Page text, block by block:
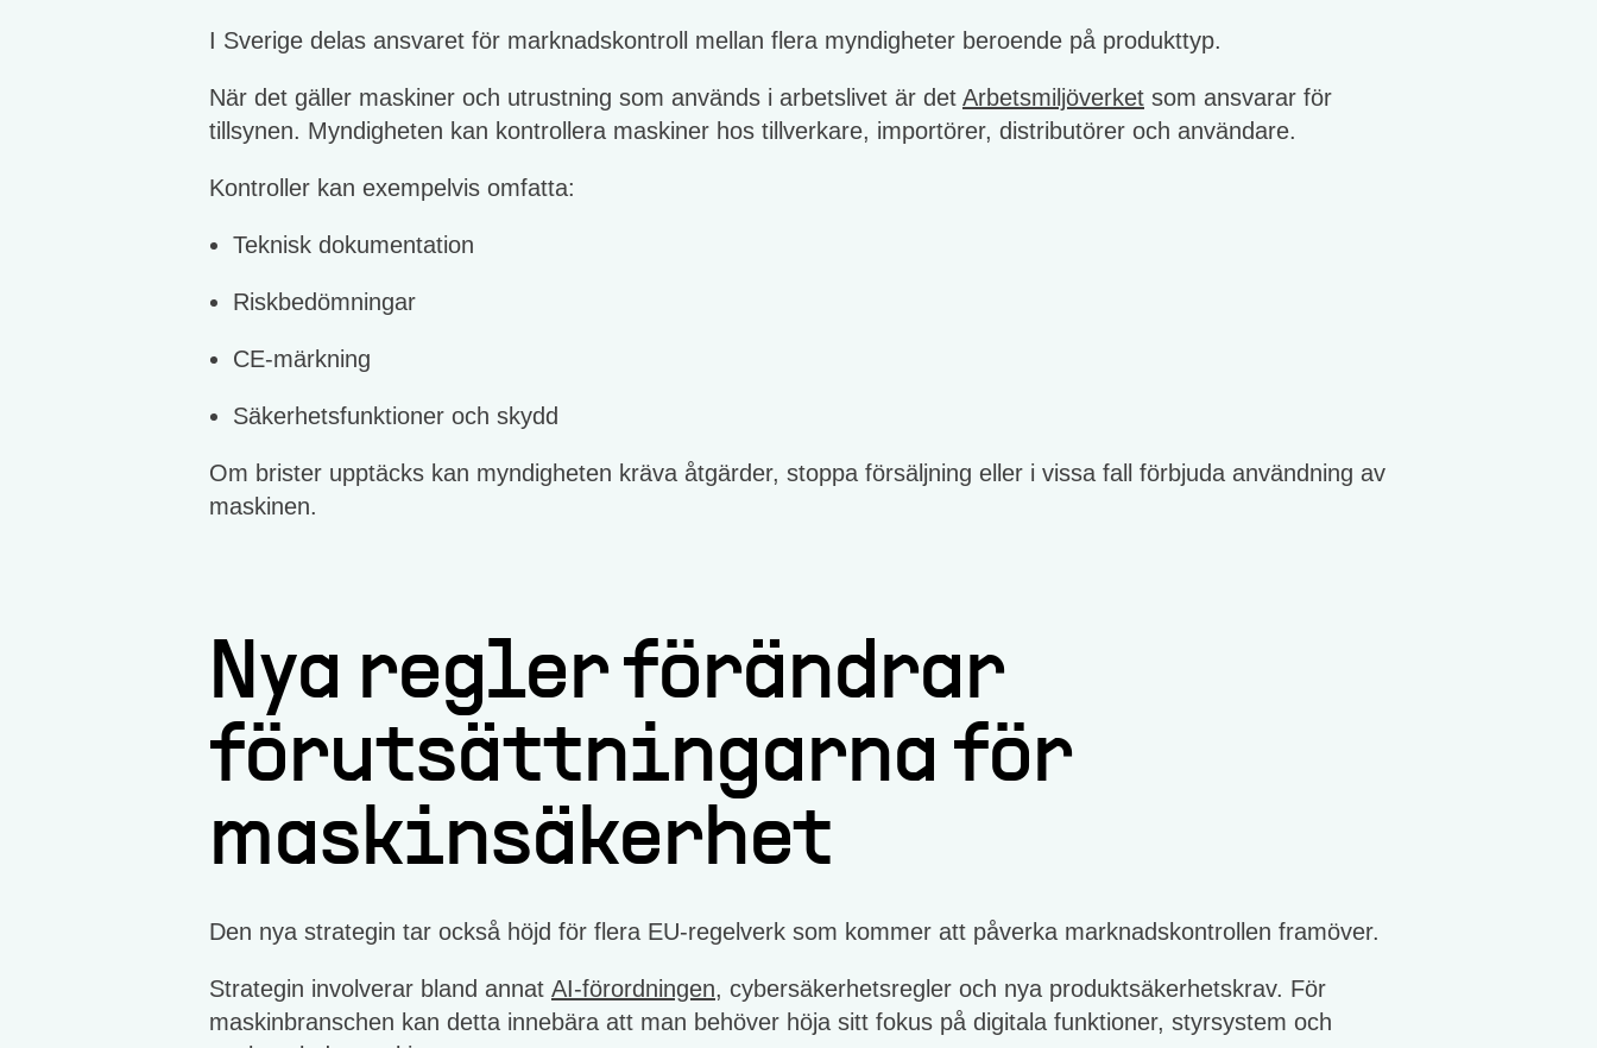
I Sverige delas ansvaret för marknadskontroll mellan flera myndigheter beroende på produkttyp.
När det gäller maskiner och utrustning som används i arbetslivet är det Arbetsmiljöverket som ansvarar för
tillsynen. Myndigheten kan kontrollera maskiner hos tillverkare, importörer, distributörer och användare.
Kontroller kan exempelvis omfatta:
Teknisk dokumentation
Riskbedömningar
CE-märkning
Säkerhetsfunktioner och skydd
Om brister upptäcks kan myndigheten kräva åtgärder, stoppa försäljning eller i vissa fall förbjuda användning av
maskinen.
Nya regler förändrar
förutsättningarna för
maskinsäkerhet
Den nya strategin tar också höjd för flera EU-regelverk som kommer att påverka marknadskontrollen framöver.
Strategin involverar bland annat AI-förordningen, cybersäkerhetsregler och nya produktsäkerhetskrav. För
maskinbranschen kan detta innebära att man behöver höja sitt fokus på digitala funktioner, styrsystem och